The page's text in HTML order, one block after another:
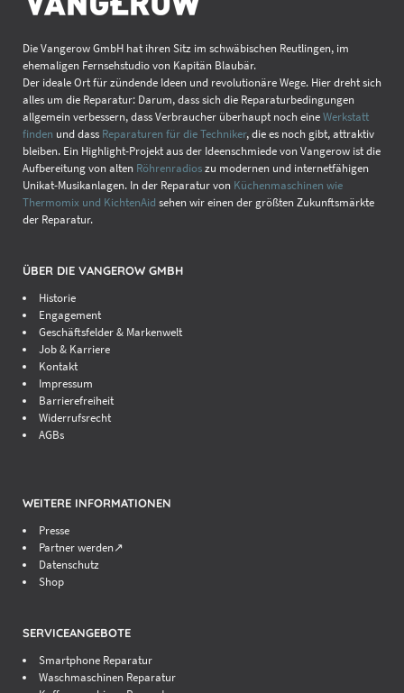
Die Vangerow GmbH hat ihren Sitz im schwäbischen Reutlingen, im
ehemaligen Fernsehstudio von Kapitän Blaubär.
Der ideale Ort für zündende Ideen und revolutionäre Wege. Hier dreht sich
alles um die Reparatur: Darum, dass sich die Reparaturbedingungen
allgemein verbessern, dass Verbraucher überhaupt noch eineWerkstatt
finden und dass Reparaturen für die Techniker, die es noch gibt, attraktiv
bleiben. Ein Highlight-Projekt aus der Ideenschmiede von Vangerow ist die
Aufbereitung von alten Röhrenradioszu modernen und internetfähigen
Unikat-Musikanlagen. In der Reparatur von Küchenmaschinen wie
Thermomix und KichtenAid sehen wir einen der größten Zukunftsmärkte
der Reparatur.
ÜBER DIE VANGEROW GMBH
Historie
Engagement
Geschäftsfelder & Markenwelt
Job & Karriere
Kontakt
Impressum
Barrierefreiheit
Widerrufsrecht
AGBs
WEITERE INFORMATIONEN
Presse
Partner werden↗
Datenschutz
Shop
SERVICEANGEBOTE
Smartphone Reparatur
Waschmaschinen Reparatur